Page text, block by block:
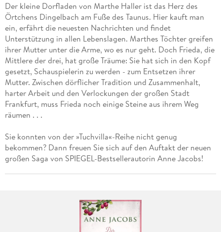
Der kleine Dorfladen von Marthe Haller ist das Herz des
Örtchens Dingelbach am Fuße des Taunus. Hier kauft man
ein, erfährt die neuesten Nachrichten und findet
Unterstützung in allen Lebenslagen. Marthes Töchter greifen
ihrer Mutter unter die Arme, wo es nur geht. Doch Frieda, die
Mittlere der drei, hat große Träume: Sie hat sich in den Kopf
gesetzt, Schauspielerin zu werden - zum Entsetzen ihrer
Mutter. Zwischen dörflicher Tradition und Zusammenhalt,
harter Arbeit und den Verlockungen der großen Stadt
Frankfurt, muss Frieda noch einige Steine aus ihrem Weg
räumen . . .
Sie konnten von der »Tuchvilla«-Reihe nicht genug
bekommen? Dann freuen Sie sich auf den Auftakt der neuen
großen Saga von SPIEGEL-Bestsellerautorin Anne Jacobs!